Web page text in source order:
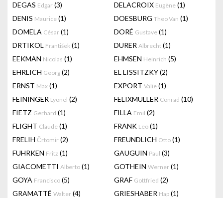
DEGAS Edgar (3) DELACROIX Eugène (1)
DENIS Maurice (1) DOESBURG Theo Van (1)
DOMELA César (1) DORÉ Gustave (1)
DRTIKOL František (1) DURER Albrecht (1)
EEKMAN Nicolas (1) EHMSEN Heinrich (5)
EHRLICH Georg (2) EL LISSITZKY(2)
ERNST Max (1) EXPORT Valie (1)
FEININGER Lyonel (2) FELIXMULLER Conrad (10)
FIETZ Gerhard (1) FILLA Emil (2)
FLIGHT Claude (1) FRANK Leo (1)
FRELIH Črtomir (2) FREUNDLICH Otto (1)
FUHRKEN Fritz (1) GAUGUIN Paul (3)
GIACOMETTI Alberto (1) GOTHEIN Werner (1)
GOYA Francisco (5) GRAF Gottfried (2)
GRAMATTÉ Walter (4) GRIESHABER Hap (1)